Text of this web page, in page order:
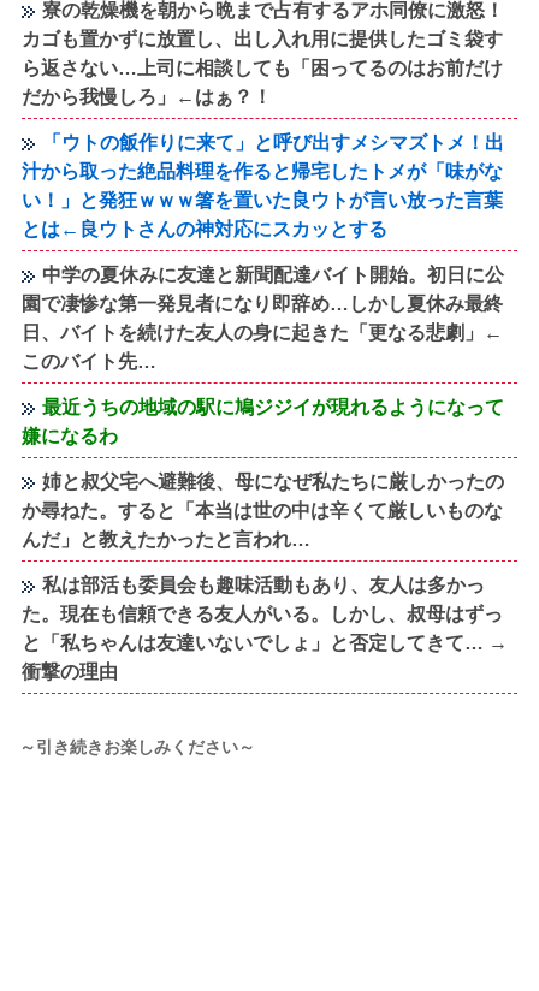
寮の乾燥機を朝から晩まで占有するアホ同僚に激怒！
カゴも置かずに放置し、出し入れ用に提供したゴミ袋す
ら返さない…上司に相談しても「困ってるのはお前だけ
だから我慢しろ」←はぁ？！
「ウトの飯作りに来て」と呼び出すメシマズトメ！出
汁から取った絶品料理を作ると帰宅したトメが「味がな
い！」と発狂ｗｗｗ箸を置いた良ウトが言い放った言葉
とは←良ウトさんの神対応にスカッとする
中学の夏休みに友達と新聞配達バイト開始。初日に公
園で凄惨な第一発見者になり即辞め…しかし夏休み最終
日、バイトを続けた友人の身に起きた「更なる悲劇」←
このバイト先…
最近うちの地域の駅に鳩ジジイが現れるようになって
嫌になるわ
姉と叔父宅へ避難後、母になぜ私たちに厳しかったの
か尋ねた。すると「本当は世の中は辛くて厳しいものな
んだ」と教えたかったと言われ…
私は部活も委員会も趣味活動もあり、友人は多かっ
た。現在も信頼できる友人がいる。しかし、叔母はずっ
と「私ちゃんは友達いないでしょ」と否定してきて… →
衝撃の理由
～引き続きお楽しみください～